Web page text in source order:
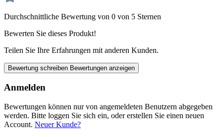
Durchschnittliche Bewertung von 0 von 5 Sternen
Bewerten Sie dieses Produkt!
Teilen Sie Ihre Erfahrungen mit anderen Kunden.
Bewertung schreiben Bewertungen anzeigen
Anmelden
Bewertungen können nur von angemeldeten Benutzern abgegeben
werden. Bitte loggen Sie sich ein, oder erstellen Sie einen neuen
Account. Neuer Kunde?